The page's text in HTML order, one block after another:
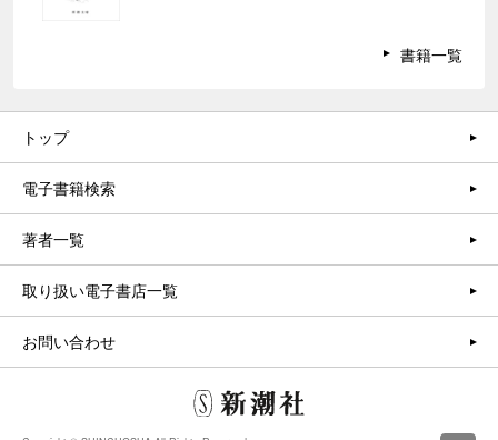
書籍一覧
トップ
電子書籍検索
著者一覧
取り扱い電子書店一覧
お問い合わせ